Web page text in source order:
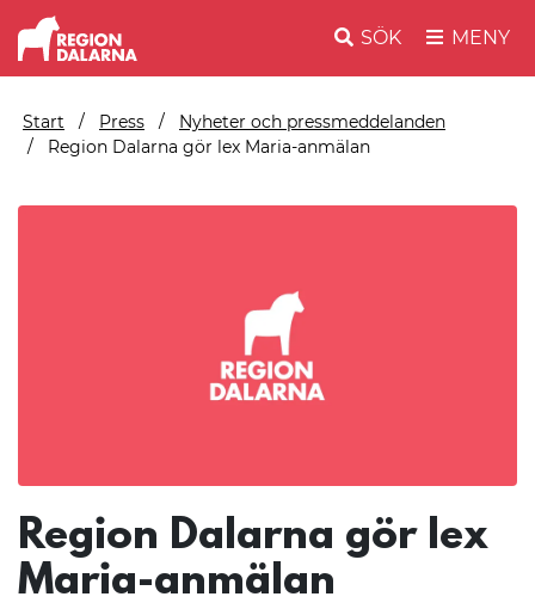
SÖK MENY
Start Press
Nyheter och pressmeddelanden
Region Dalarna gör lex Maria-anmälan
Region Dalarna gör lex
Maria-anmälan